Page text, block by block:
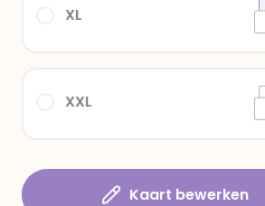
XXL
XL
Kaart bewerken